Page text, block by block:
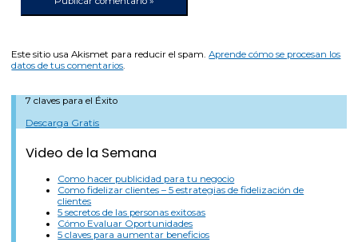
Este sitio usa Akismet para reducir el spam.Aprende cómo se procesan los
datos de tus comentarios.
7 claves para el Éxito
Descarga Gratis
Video de la Semana
Como hacer publicidad para tu negocio
Como fidelizar clientes – 5 estrategias de fidelización de
clientes
5 secretos de las personas exitosas
Cómo Evaluar Oportunidades
5 claves para aumentar beneficios